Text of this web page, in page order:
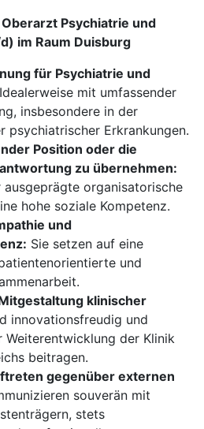
Psychiatrie und
im Raum Duisburg
für Psychiatrie und
Idealerweise mit umfassender
insbesondere in der
psychiatrischer Erkrankungen.
Position oder die
zu übernehmen:
ausgeprägte organisatorische
hohe soziale Kompetenz.
und
Sie setzen auf eine
und
klinischer
innovationsfreudig und
Weiterentwicklung der Klinik
beitragen.
gegenüber externen
souverän mit
stets